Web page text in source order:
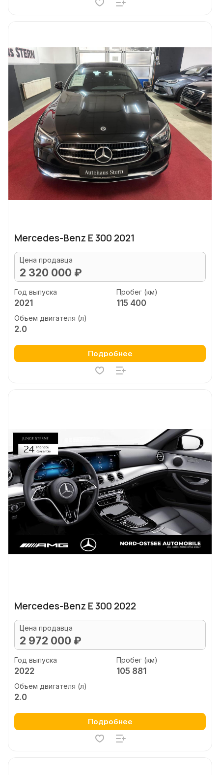
Mercedes-Benz E 300 2021
Цена продавца
2 320 000 ₽
Год выпуска
2021
Пробег (км)
115 400
Объем двигателя (л)
2.0
Подробнее
Mercedes-Benz E 300 2022
Цена продавца
2 972 000 ₽
Год выпуска
2022
Пробег (км)
105 881
Объем двигателя (л)
2.0
Подробнее